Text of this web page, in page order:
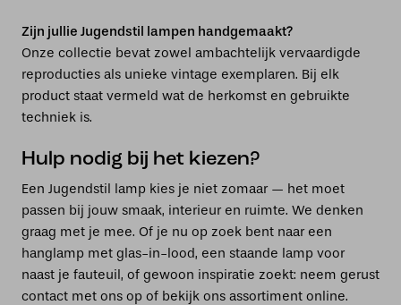
Zijn jullie Jugendstil lampen handgemaakt?
Onze collectie bevat zowel ambachtelijk vervaardigde
reproducties als unieke vintage exemplaren. Bij elk
product staat vermeld wat de herkomst en gebruikte
techniek is.
Hulp nodig bij het kiezen?
Een Jugendstil lamp kies je niet zomaar — het moet
passen bij jouw smaak, interieur en ruimte. We denken
graag met je mee. Of je nu op zoek bent naar een
hanglamp met glas-in-lood, een staande lamp voor
naast je fauteuil, of gewoon inspiratie zoekt: neem gerust
contact met ons op of bekijk ons assortiment online.